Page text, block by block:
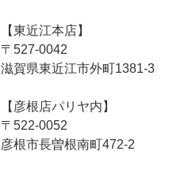
【東近江本店】
〒527-0042
滋賀県東近江市外町1381-3
【彦根店パリヤ内】
〒522-0052
彦根市長曽根南町472-2